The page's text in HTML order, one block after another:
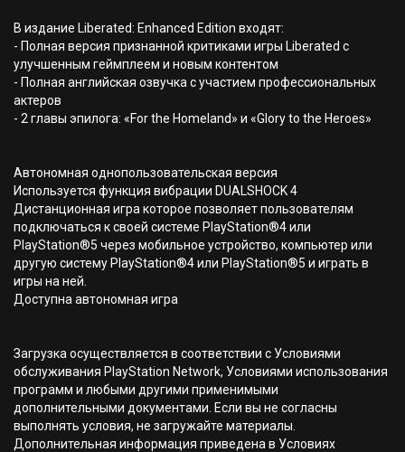
В издание Liberated: Enhanced Edition входят:
- Полная версия признанной критиками игры Liberated с
улучшенным геймплеем и новым контентом
- Полная английская озвучка с участием профессиональных
актеров
- 2 главы эпилога: «For the Homeland» и «Glory to the Heroes»
Автономная однопользовательская версия
Используется функция вибрации DUALSHOCK 4
Дистанционная игра которое позволяет пользователям
подключаться к своей системе PlayStation®4 или
PlayStation®5 через мобильное устройство, компьютер или
другую систему PlayStation®4 или PlayStation®5 и играть в
игры на ней.
Доступна автономная игра
Загрузка осуществляется в соответствии с Условиями
обслуживания PlayStation Network, Условиями использования
программ и любыми другими применимыми
дополнительными документами. Если вы не согласны
выполнять условия, не загружайте материалы.
Дополнительная информация приведена в Условиях